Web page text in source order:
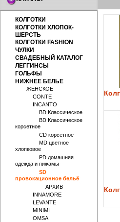
КОЛГОТКИ
КОЛГОТКИ ХЛОПОК-
ШЕРСТЬ
КОЛГОТКИ FASHION
ЧУЛКИ
СВАДЕБНЫЙ КАТАЛОГ
ЛЕГГИНСЫ
ГОЛЬФЫ
НИЖНЕЕ БЕЛЬЕ
ЖЕНСКОЕ
CONTE
INCANTO
BD Классическое
BD Классическое
корсетное
CD корсетное
MD цветное
хлопковое
PD домашняя
одежда и пижамы
SD
провокационное бельё
АРХИВ
INNAMORE
LEVANTE
MINIMI
OMSA